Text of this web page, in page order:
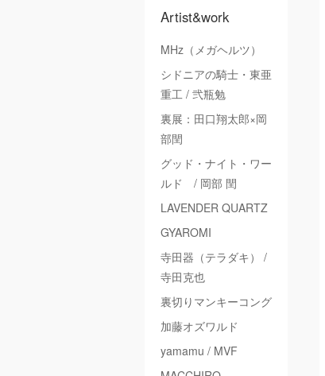
Artist&work
MHz（メガヘルツ）
シドニアの騎士・東亜
重工 / 弐瓶勉
裏展：田口翔太郎×岡
部閏
グッド・ナイト・ワー
ルド / 岡部 閏
LAVENDER QUARTZ
GYAROMI
寺田器（テラダキ） /
寺田克也
裏切りマンキーコング
加藤オズワルド
yamamu / MVF